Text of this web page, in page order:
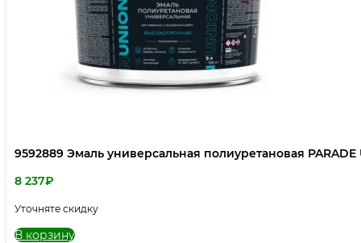
9592889 Эмаль универсальная полиуретановая PARADE
8 237₽
Уточняте скидку
В корзину